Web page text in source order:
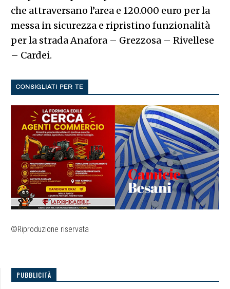
che attraversano l’area e 120.000 euro per la
messa in sicurezza e ripristino funzionalità
per la strada Anafora – Grezzosa – Rivellese
– Cardei.
CONSIGLIATI PER TE
©Riproduzione riservata
PUBBLICITÀ